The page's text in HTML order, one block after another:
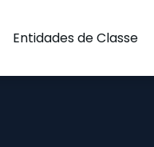
Entidades de Classe